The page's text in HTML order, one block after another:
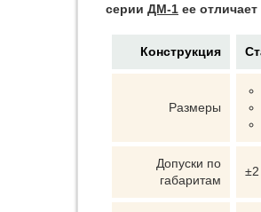
серии ДМ-1 ее
Конструкция
Размеры
Допуски по
габаритам